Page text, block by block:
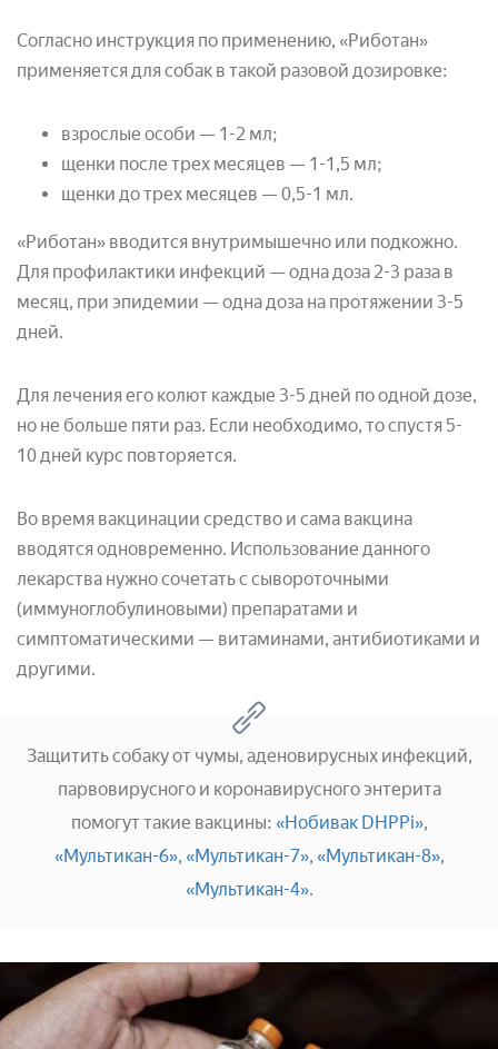
Согласно инструкция по применению, «Риботан»
применяется для собак в такой разовой дозировке:
взрослые особи — 1-2 мл;
щенки после трех месяцев — 1-1,5 мл;
щенки до трех месяцев — 0,5-1 мл.
«Риботан» вводится внутримышечно или подкожно.
Для профилактики инфекций — одна доза 2-3 раза в
месяц, при эпидемии — одна доза на протяжении 3-5
дней.
Для лечения его колют каждые 3-5 дней по одной дозе,
но не больше пяти раз. Если необходимо, то спустя 5-
10 дней курс повторяется.
Во время вакцинации средство и сама вакцина
вводятся одновременно. Использование данного
лекарства нужно сочетать с сывороточными
(иммуноглобулиновыми) препаратами и
симптоматическими — витаминами, антибиотиками и
другими.
Защитить собаку от чумы, аденовирусных инфекций,
парвовирусного и коронавирусного энтерита
помогут такие вакцины: «Нобивак DHPPi»,
«Мультикан-6», «Мультикан-7», «Мультикан-8»,
«Мультикан-4».